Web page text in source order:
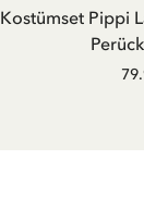
Kostümset Pippi